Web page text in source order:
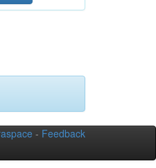
- Feedback